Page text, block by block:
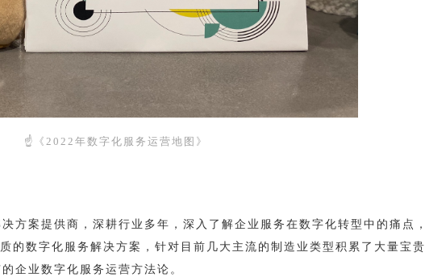
☝《2022年数字化服务运营地图》
方案提供商，深耕行业多年，深入了解企业服务在数字化转型中的痛点，
的数字化服务解决方案，针对目前几大主流的制造业类型积累了大量宝贵
企业数字化服务运营方法论。